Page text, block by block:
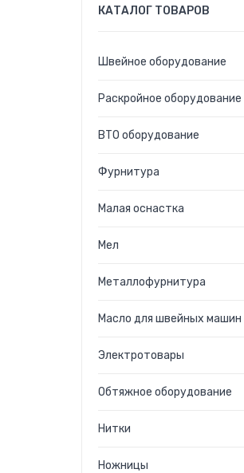
КАТАЛОГ ТОВАРОВ
Швейное оборудование
Раскройное оборудование
ВТО оборудование
Фурнитура
Малая оснастка
Мел
Металлофурнитура
Масло для швейных машин
Электротовары
Обтяжное оборудование
Нитки
Ножницы